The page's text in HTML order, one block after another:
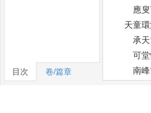
目次 卷/篇章
應叟
天童環
承天
可堂
南峰